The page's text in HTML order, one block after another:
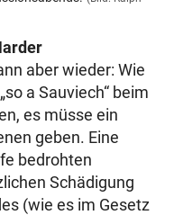
aber wieder: Wie
a Sauviech“ beim
es müsse ein
geben. Eine
bedrohten
Schädigung
(wie es im Gesetz